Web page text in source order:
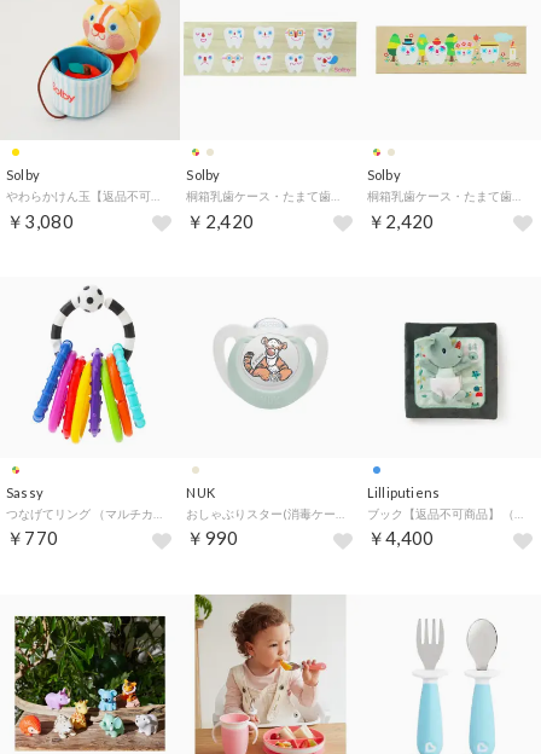
Solby
￥3,080
Solby
￥2,420
Solby
桐箱乳歯ケース・たまて歯庫【返品不可商品】 （マルチカラー）
￥2,420
Sassy
￥770
NUK
￥990
Lilliputiens
￥4,400